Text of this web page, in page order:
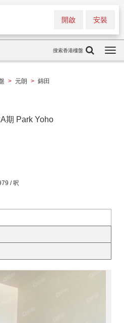
安裝
開啟
搜索香港樓盤
> 元朗 > 錦田
期 Park Yoho
/ 呎